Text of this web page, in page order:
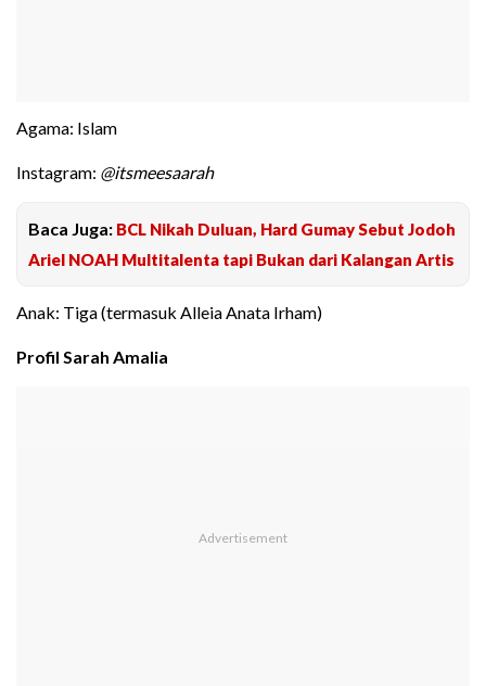
Agama: Islam
Instagram: @itsmeesaarah
Baca Juga: BCL Nikah Duluan, Hard Gumay Sebut Jodoh
Ariel NOAH Multitalenta tapi Bukan dari Kalangan Artis
Anak: Tiga (termasuk Alleia Anata Irham)
Profil Sarah Amalia